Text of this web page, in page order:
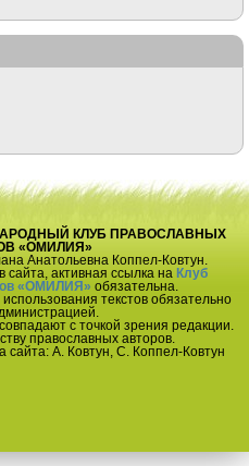
КЛУБ ПРАВОСЛАВНЫХ
«ОМИЛИЯ»
Анатольевна Коппел-Ковтун.
активная ссылка на Клуб
«ОМИЛИЯ» обязательна.
текстов обязательно
с точкой зрения редакции.
православных авторов.
сайта: А. Ковтун, С. Коппел-Ковтун